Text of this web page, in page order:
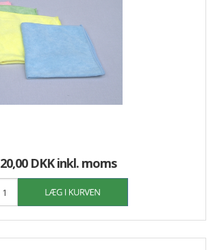
20,00 DKKinkl. moms